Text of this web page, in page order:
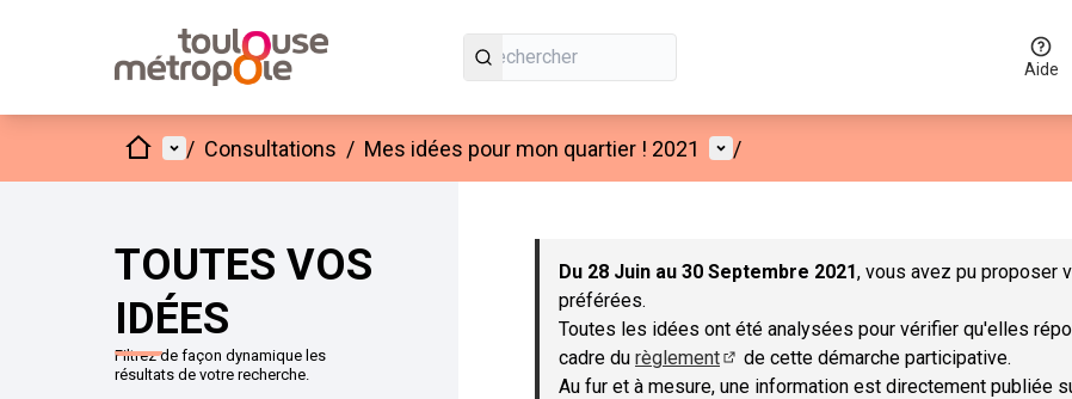
Aide
AccueilMenu principal
/ Consultations / Mes idées pour mon quartier ! 2021 Menu utilisateur
/
TOUTES VOS
IDÉES
Filtrez de façon dynamique les
résultats de votre recherche.
Passer la carte
Du 28 Juin au 30 Septembre 2021, vous avez pu proposer
préférées.
Toutes les idées ont été analysées pour vérifier qu'elles
cadre du règlement
(S'ouvre dans un nouvel onglet)
de cette démarche participative.
Au fur et à mesure, une information est directement publiée